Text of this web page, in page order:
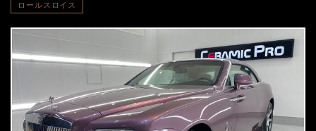
ロールスロイス